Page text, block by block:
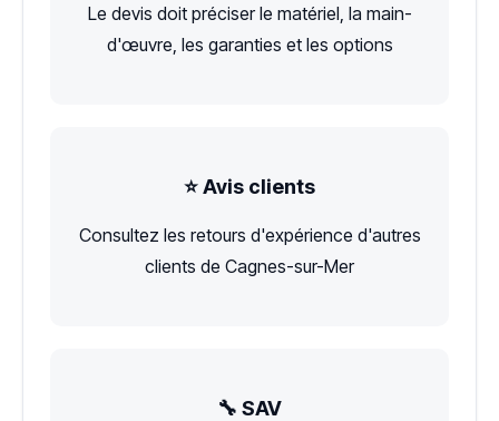
Le devis doit préciser le matériel, la main-
d'œuvre, les garanties et les options
⭐ Avis clients
Consultez les retours d'expérience d'autres
clients de Cagnes-sur-Mer
🔧 SAV